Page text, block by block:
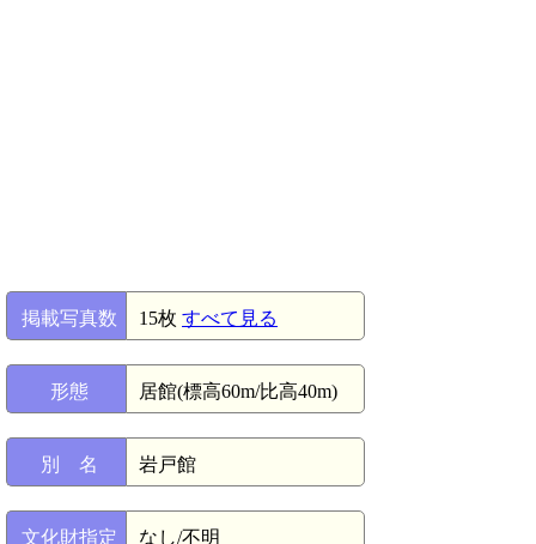
掲載写真数 15枚 すべて見る
形態 居館(標高60m/比高40m)
別 名 岩戸館
文化財指定 なし/不明